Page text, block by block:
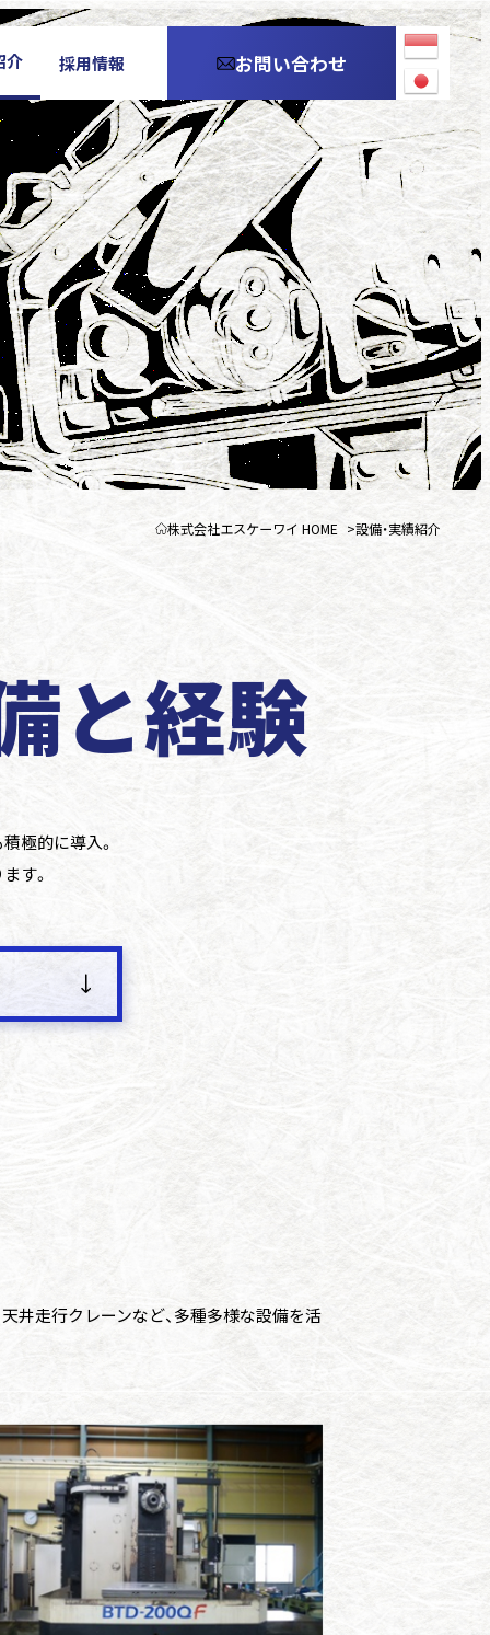
介 採用情報 お問い合わせ
株式会社エスケーワイ HOME 設備・実績紹介
と経験
極的に導入。
す。
井走行クレーンなど、多種多様な設備を活